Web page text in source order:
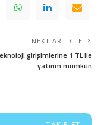
NEXT ARTICLE
girişimlerine 1 TL ile
yatırım mümkün